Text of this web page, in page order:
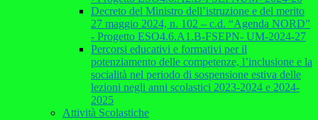
Decreto del Ministro dell’istruzione e del merito
27 maggio 2024, n. 102 – c.d. “Agenda NORD”
- Progetto ESO4.6.A1.B-FSEPN- UM-2024-27
Percorsi educativi e formativi per il
potenziamento delle competenze, l’inclusione e la
socialità nel periodo di sospensione estiva delle
lezioni negli anni scolastici 2023-2024 e 2024-
2025
Attività Scolastiche